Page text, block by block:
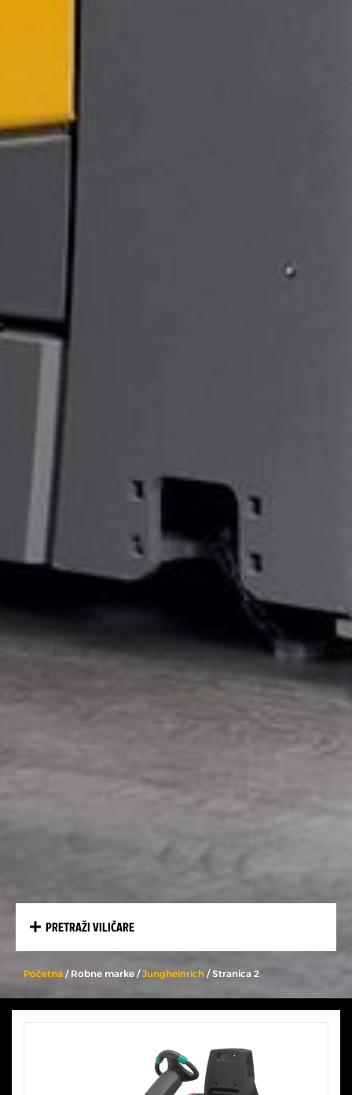
PRETRAŽI VILIČARE
Početna / Robne marke /Jungheinrich / Stranica 2